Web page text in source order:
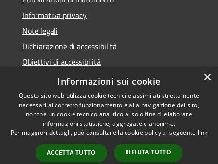
Informativa privacy
Note legali
Dichiarazione di accessibilità
Obiettivi di accessibilità
Whistleblowing
Accessibilità
Copyright © 2026 • Comune di
Zibido San Giacomo • Powered
byMunicipium
Accesso
×
Informazioni sui cookie
Questo sito web utilizza cookie tecnici e assimilati strettamente
necessari al corretto funzionamento e alla navigazione del sito,
nonché un cookie tecnico analitico al solo fine di elaborare
informazioni statistiche, aggregate e anonime.
Per maggiori dettagli, può consultare la cookie policy al seguente link
ACCETTA TUTTO RIFIUTA TUTTO